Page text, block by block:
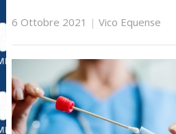
6 Ottobre 2021 | Vico Equense